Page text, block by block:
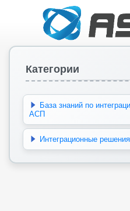
Категории
База знаний по
АСП
Интеграционные